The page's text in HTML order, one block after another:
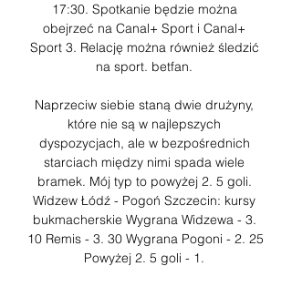
17:30. Spotkanie będzie można
obejrzeć na Canal+ Sport i Canal+
Sport 3. Relację można również śledzić
na sport. betfan.
Naprzeciw siebie staną dwie drużyny,
które nie są w najlepszych
dyspozycjach, ale w bezpośrednich
starciach między nimi spada wiele
bramek. Mój typ to powyżej 2. 5 goli.
Widzew Łódź - Pogoń Szczecin: kursy
bukmacherskie Wygrana Widzewa - 3.
10 Remis - 3. 30 Wygrana Pogoni - 2. 25
Powyżej 2. 5 goli - 1.